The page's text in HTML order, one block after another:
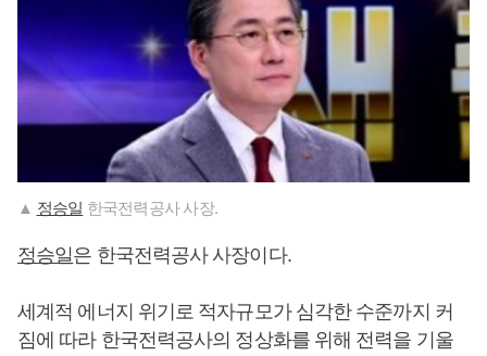
▲ 정승일 한국전력공사 사장.
정승일은 한국전력공사 사장이다.
세계적 에너지 위기로 적자규모가 심각한 수준까지 커
짐에 따라 한국전력공사의 정상화를 위해 전력을 기울